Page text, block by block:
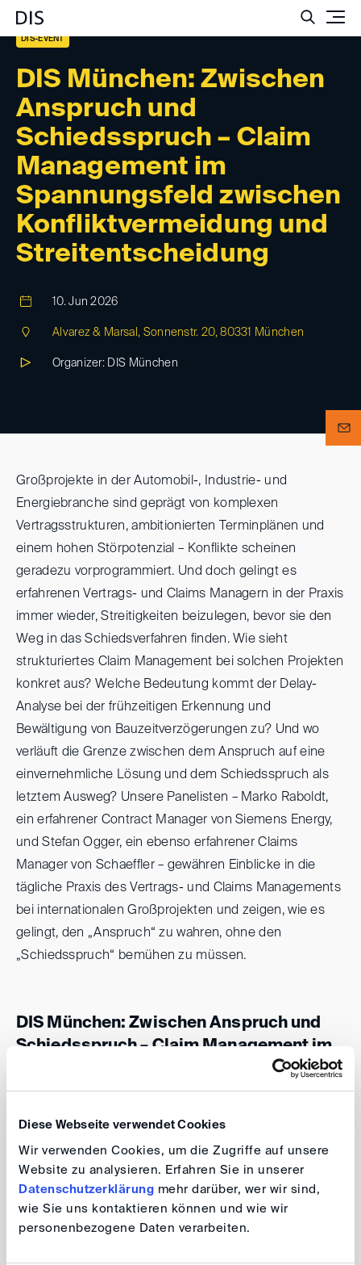
Diese Webseite verwendet Cookies
Wir verwenden Cookies, um die Zugriffe auf unsere
Website zu analysieren. Erfahren Sie in unserer
Datenschutzerklärung mehr darüber, wer wir sind,
wie Sie uns kontaktieren können und wie wir
personenbezogene Daten verarbeiten.
DIS München: Zwischen
Anspruch und
Schiedsspruch – Claim
Management im
Spannungsfeld zwischen
Konfliktvermeidung und
Streitentscheidung
DIS-EVENT
10. Jun 2026
Alvarez & Marsal, Sonnenstr. 20, 80331 München
Organizer: DIS München
Großprojekte in der Automobil-, Industrie- und
Energiebranche sind geprägt von komplexen
Vertragsstrukturen, ambitionierten Terminplänen und
einem hohen Störpotenzial – Konflikte scheinen
geradezu vorprogrammiert. Und doch gelingt es
erfahrenen Vertrags- und Claims Managern in der Praxis
immer wieder, Streitigkeiten beizulegen, bevor sie den
Weg in das Schiedsverfahren finden. Wie sieht
strukturiertes Claim Management bei solchen Projekten
konkret aus? Welche Bedeutung kommt der Delay-
Analyse bei der frühzeitigen Erkennung und
Bewältigung von Bauzeitverzögerungen zu? Und wo
verläuft die Grenze zwischen dem Anspruch auf eine
einvernehmliche Lösung und dem Schiedsspruch als
letztem Ausweg? Unsere Panelisten – Marko Raboldt,
ein erfahrener Contract Manager von Siemens Energy,
und Stefan Ogger, ein ebenso erfahrener Claims
Manager von Schaeffler – gewähren Einblicke in die
tägliche Praxis des Vertrags- und Claims Managements
bei internationalen Großprojekten und zeigen, wie es
gelingt, den „Anspruch“ zu wahren, ohne den
„Schiedsspruch“ bemühen zu müssen.
DIS München: Zwischen Anspruch und
Schiedsspruch – Claim Management im
Konfliktvermeidung und
Datum: 10. Juni 2026 um 18:30 Uhr
Ort: Alvarez & Marsal, Sonnenstr. 20, 80331
München